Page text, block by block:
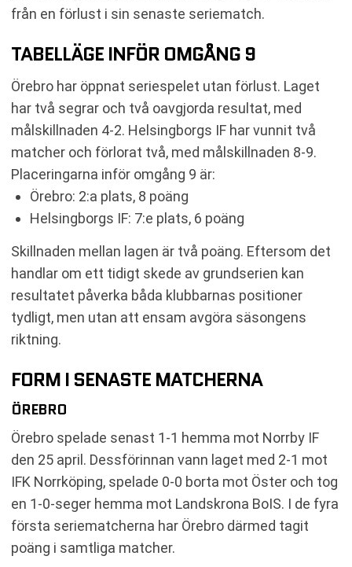
från en förlust i sin senaste seriematch.
TABELLÄGE INFÖR OMGÅNG 9
Örebro har öppnat seriespelet utan förlust. Laget
har två segrar och två oavgjorda resultat, med
målskillnaden 4-2. Helsingborgs IF har vunnit två
matcher och förlorat två, med målskillnaden 8-9.
Placeringarna inför omgång 9 är:
Örebro: 2:a plats, 8 poäng
Helsingborgs IF: 7:e plats, 6 poäng
Skillnaden mellan lagen är två poäng. Eftersom det
handlar om ett tidigt skede av grundserien kan
resultatet påverka båda klubbarnas positioner
tydligt, men utan att ensam avgöra säsongens
riktning.
FORM I SENASTE MATCHERNA
ÖREBRO
Örebro spelade senast 1-1 hemma mot Norrby IF
den 25 april. Dessförinnan vann laget med 2-1 mot
IFK Norrköping, spelade 0-0 borta mot Öster och tog
en 1-0-seger hemma mot Landskrona BoIS. I de fyra
första seriematcherna har Örebro därmed tagit
poäng i samtliga matcher.